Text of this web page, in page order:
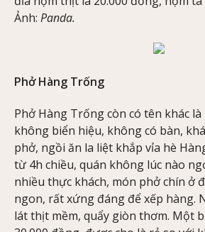
Ảnh: Panda.
Phở Hàng Trống
Phở Hàng Trống còn có tên khác
không biển hiệu, không có bàn,
phở, ngồi ăn la liệt khắp vỉa hè
từ 4h chiều, quán không lúc nào
nhiều thực khách, món phở chín ở
ngon, rất xứng đáng để xếp hàng.
lát thịt mềm, quẩy giòn thơm. Một